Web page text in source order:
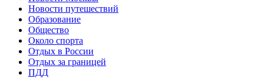
Новости путешествий
Образование
Общество
Около спорта
Отдых в России
Отдых за границей
ПДД